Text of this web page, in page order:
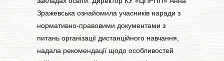
Зражевська ознайомила учасників наради з
нормативно-правовими документами з
питань організації дистанційного навчання,
надала рекомендації щодо особливостей